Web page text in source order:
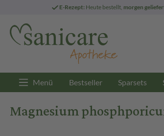
E-Rezept: Heute bestellt, morgen
Menü Bestseller Sparsets
Magnesium